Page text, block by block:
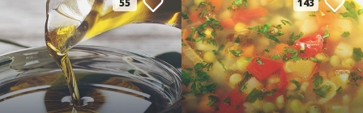
55 143